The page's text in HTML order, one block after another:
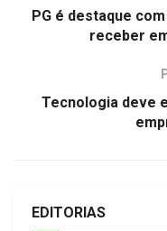
PG é destaque
receber
Tecnologia deve
EDITORIAS